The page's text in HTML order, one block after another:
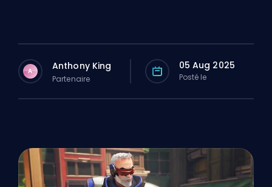
A Anthony King
Partenaire
05 Aug 2025
Posté le